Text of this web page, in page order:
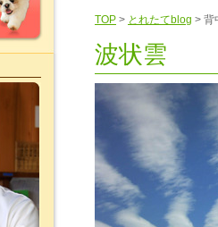
TOP > とれたてblog > 背
波状雲